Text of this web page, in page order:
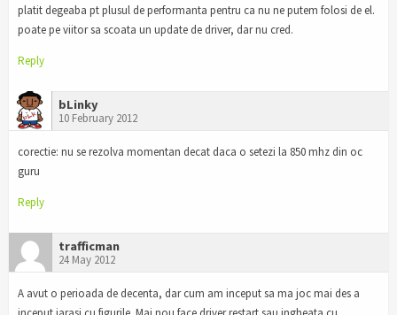
platit degeaba pt plusul de performanta pentru ca nu ne putem folosi de el.
poate pe viitor sa scoata un update de driver, dar nu cred.
Reply
bLinky
10 February 2012
corectie: nu se rezolva momentan decat daca o setezi la 850 mhz din oc
guru
Reply
trafficman
24 May 2012
A avut o perioada de decenta, dar cum am inceput sa ma joc mai des a